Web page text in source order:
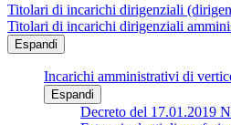
Titolari di incarichi dirigenziali
Titolari di incarichi dirigenziali
Espandi
Incarichi amministrativi di
Espandi
Decreto del 17.01.2019